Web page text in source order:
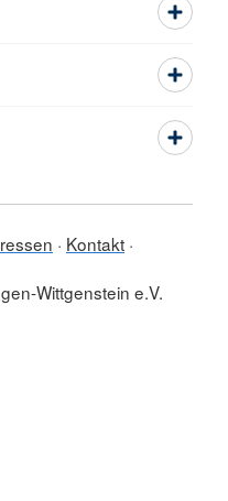
Kontakt
Wittgenstein e.V.